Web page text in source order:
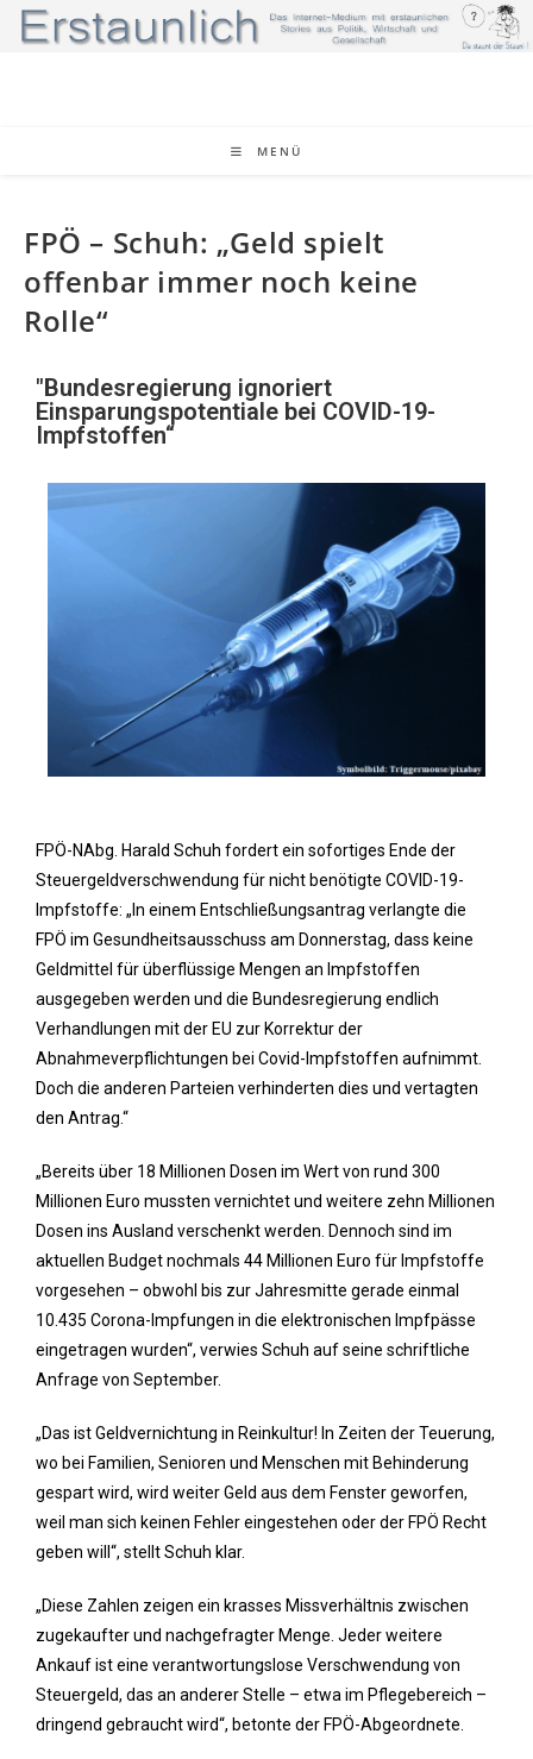
MENÜ
FPÖ – Schuh: „Geld spielt
offenbar immer noch keine
Rolle“
"Bundesregierung ignoriert
Einsparungspotentiale bei COVID-19-
Impfstoffen“
FPÖ-NAbg. Harald Schuh fordert ein sofortiges Ende der
Steuergeldverschwendung für nicht benötigte COVID-19-
Impfstoffe: „In einem Entschließungsantrag verlangte die
FPÖ im Gesundheitsausschuss am Donnerstag, dass keine
Geldmittel für überflüssige Mengen an Impfstoffen
ausgegeben werden und die Bundesregierung endlich
Verhandlungen mit der EU zur Korrektur der
Abnahmeverpflichtungen bei Covid-Impfstoffen aufnimmt.
Doch die anderen Parteien verhinderten dies und vertagten
den Antrag.“
„Bereits über 18 Millionen Dosen im Wert von rund 300
Millionen Euro mussten vernichtet und weitere zehn Millionen
Dosen ins Ausland verschenkt werden. Dennoch sind im
aktuellen Budget nochmals 44 Millionen Euro für Impfstoffe
vorgesehen – obwohl bis zur Jahresmitte gerade einmal
10.435 Corona-Impfungen in die elektronischen Impfpässe
eingetragen wurden“, verwies Schuh auf seine schriftliche
Anfrage von September.
„Das ist Geldvernichtung in Reinkultur! In Zeiten der Teuerung,
wo bei Familien, Senioren und Menschen mit Behinderung
gespart wird, wird weiter Geld aus dem Fenster geworfen,
weil man sich keinen Fehler eingestehen oder der FPÖ Recht
geben will“, stellt Schuh klar.
„Diese Zahlen zeigen ein krasses Missverhältnis zwischen
zugekaufter und nachgefragter Menge. Jeder weitere
Ankauf ist eine verantwortungslose Verschwendung von
Steuergeld, das an anderer Stelle – etwa im Pflegebereich –
dringend gebraucht wird“, betonte der FPÖ-Abgeordnete.